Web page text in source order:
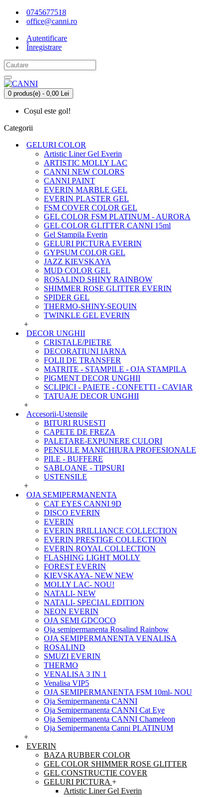
0745677518
office@canni.ro
Autentificare
Înregistrare
0 produs(e) - 0,00 Lei
Coșul este gol!
Categorii
GELURI COLOR
Artistic Liner Gel Everin
ARTISTIC MOLLY LAC
CANNI NEW COLORS
CANNI PAINT
EVERIN MARBLE GEL
EVERIN PLASTER GEL
FSM COVER COLOR GEL
GEL COLOR FSM PLATINUM - AURORA
GEL COLOR GLITTER CANNI 15ml
Gel Stampila Everin
GELURI PICTURA EVERIN
GYPSUM COLOR GEL
JAZZ KIEVSKAYA
MUD COLOR GEL
ROSALIND SHINY RAINBOW
SHIMMER ROSE GLITTER EVERIN
SPIDER GEL
THERMO-SHINY-SEQUIN
TWINKLE GEL EVERIN
+
DECOR UNGHII
CRISTALE/PIETRE
DECORATIUNI IARNA
FOLII DE TRANSFER
MATRITE - STAMPILE - OJA STAMPILA
PIGMENT DECOR UNGHII
SCLIPICI - PAIETE - CONFETTI - CAVIAR
TATUAJE DECOR UNGHII
+
Accesorii-Ustensile
BITURI RUSESTI
CAPETE DE FREZA
PALETARE-EXPUNERE CULORI
PENSULE MANICHIURA PROFESIONALE
PILE - BUFFERE
SABLOANE - TIPSURI
USTENSILE
+
OJA SEMIPERMANENTA
CAT EYES CANNI 9D
DISCO EVERIN
EVERIN
EVERIN BRILLIANCE COLLECTION
EVERIN PRESTIGE COLLECTION
EVERIN ROYAL COLLECTION
FLASHING LIGHT MOLLY
FOREST EVERIN
KIEVSKAYA- NEW NEW
MOLLY LAC- NOU!
NATALI- NEW
NATALI- SPECIAL EDITION
NEON EVERIN
OJA SEMI GDCOCO
Oja semipermanenta Rosalind Rainbow
OJA SEMIPERMANENTA VENALISA
ROSALIND
SMUZI EVERIN
THERMO
VENALISA 3 IN 1
Venalisa VIP5
OJA SEMIPERMANENTA FSM 10ml- NOU
Oja Semipermanenta CANNI
Oja Semipermanenta CANNI Cat Eye
Oja Semipermanenta CANNI Chameleon
Oja Semipermanenta Canni PLATINUM
+
EVERIN
BAZA RUBBER COLOR
GEL COLOR SHIMMER ROSE GLITTER
GEL CONSTRUCTIE COVER
GELURI PICTURA +
Artistic Liner Gel Everin